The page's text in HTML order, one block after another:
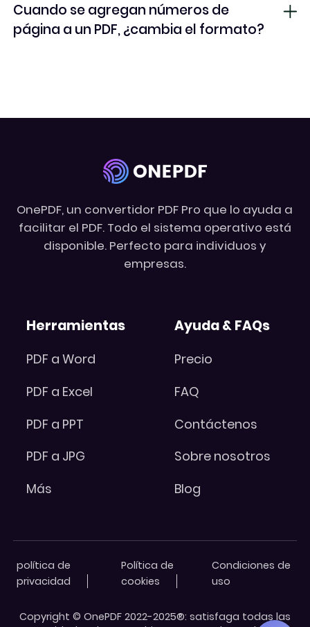
Cuando se agregan números de
página a un PDF, ¿cambia el formato?
OnePDF, un convertidor PDF Pro que lo ayuda a
facilitar el PDF. Todo el sistema operativo está
disponible. Perfecto para individuos y
empresas.
Herramientas
PDF a Word
PDF a Excel
PDF a PPT
PDF a JPG
Más
Ayuda & FAQs
Precio
FAQ
Contáctenos
Sobre nosotros
Blog
política de
privacidad
Política de
cookies
Condiciones de
uso
Copyright © OnePDF 2022-2025®: satisfaga todas las